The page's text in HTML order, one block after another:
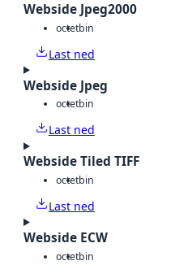
Webside Jpeg2000
octetbin
Last ned
Webside Jpeg
octetbin
Last ned
Webside Tiled TIFF
octetbin
Last ned
Webside ECW
octetbin